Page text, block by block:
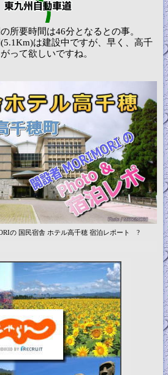
所要時間は46分となるとの事。
は建設中ですが、早く、高千
って欲しいですね。
の 国民宿舎 ホテル高千穂 宿泊レポート ?